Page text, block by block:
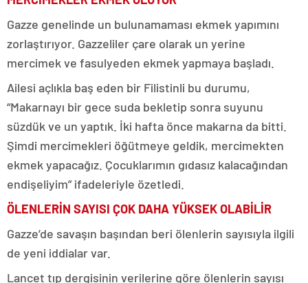
Gazze genelinde un bulunamaması ekmek yapımını
zorlaştırıyor. Gazzeliler çare olarak un yerine
mercimek ve fasulyeden ekmek yapmaya başladı.
Ailesi açlıkla baş eden bir Filistinli bu durumu,
“Makarnayı bir gece suda bekletip sonra suyunu
süzdük ve un yaptık. İki hafta önce makarna da bitti.
Şimdi mercimekleri öğütmeye geldik, mercimekten
ekmek yapacağız. Çocuklarımın gıdasız kalacağından
endişeliyim” ifadeleriyle özetledi.
ÖLENLERİN SAYISI ÇOK DAHA YÜKSEK OLABİLİR
Gazze’de savaşın başından beri ölenlerin sayısıyla ilgili
de yeni iddialar var.
Lancet tıp dergisinin verilerine göre ölenlerin sayısı